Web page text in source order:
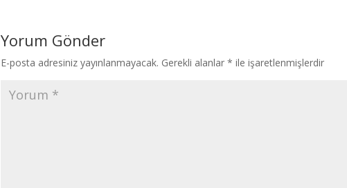
Yorum Gönder
E-posta adresiniz yayınlanmayacak. Gerekli alanlar * ile işaretlenmişlerdir